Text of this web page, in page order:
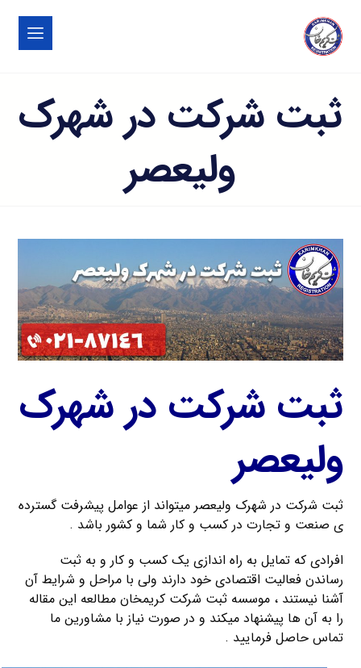
ثبت شرکت در شهرک
ولیعصر
ثبت شرکت در شهرک
ولیعصر
ثبت شرکت در شهرک ولیعصر میتواند از عوامل پیشرفت گسترده
ی صنعت و تجارت در کسب و کار شما و کشور باشد .
افرادی که تمایل به راه اندازی یک کسب و کار و به ثبت
رساندن فعالیت اقتصادی خود دارند ولی با مراحل و شرایط آن
آشنا نیستند ، موسسه ثبت شرکت کریمخان مطالعه این مقاله
را به آن ها پیشنهاد میکند و در صورت نیاز با مشاورین ما
تماس حاصل فرمایید .